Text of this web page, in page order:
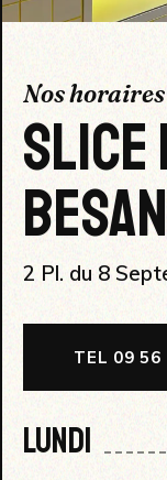
Nos horaires
2 Pl. du 8
TEL 09 56
LUNDI